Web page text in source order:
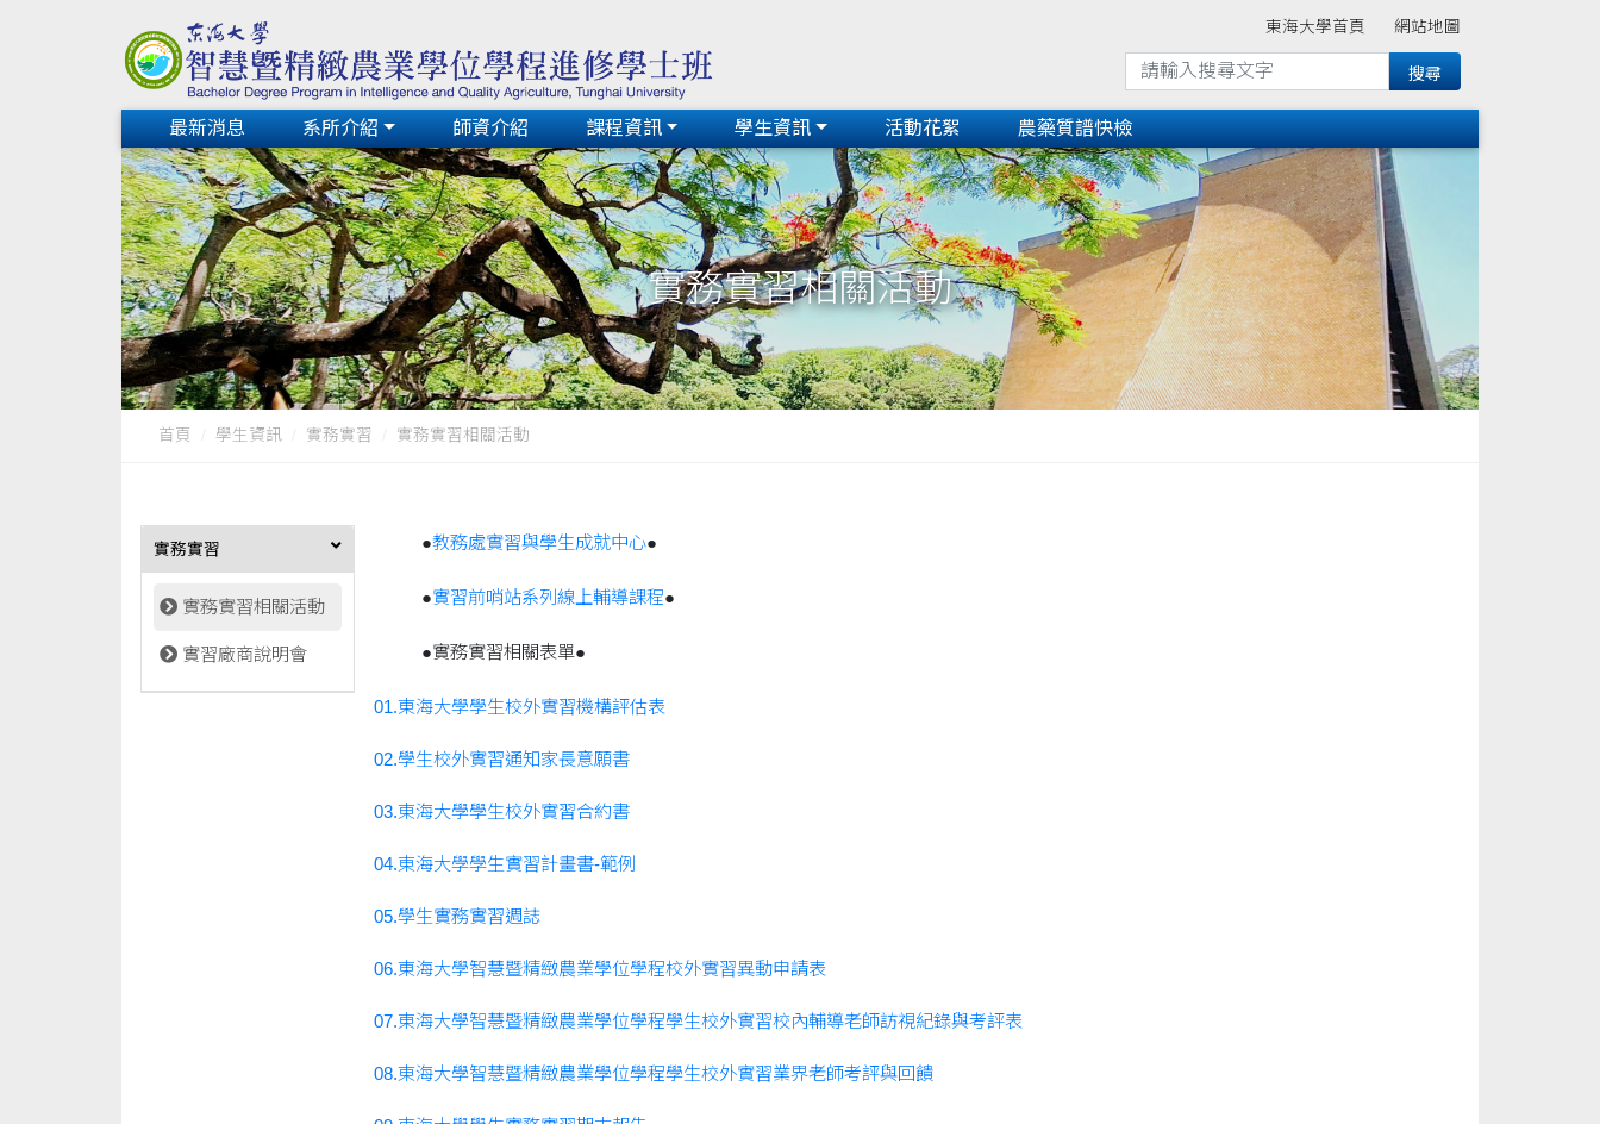
東海大學首頁 網站地圖
最新消息 系所介紹 師資介紹 課程資訊 學生資訊 活動花絮 農藥質譜快檢
實務實習相關活動
首頁 學生資訊 實務實習 實務實習相關活動
實務實習
實務實習相關活動
實習廠商說明會
●教務處實習與學生成就中心●
●實習前哨站系列線上輔導課程●
●實務實習相關表單●
01.東海大學學生校外實習機構評估表
02.學生校外實習通知家長意願書
03.東海大學學生校外實習合約書
04.東海大學學生實習計畫書-範例
05.學生實務實習週誌
06.東海大學智慧暨精緻農業學位學程校外實習異動申請表
07.東海大學智慧暨精緻農業學位學程學生校外實習校內輔導老師訪視紀錄與考評表
08.東海大學智慧暨精緻農業學位學程學生校外實習業界老師考評與回饋